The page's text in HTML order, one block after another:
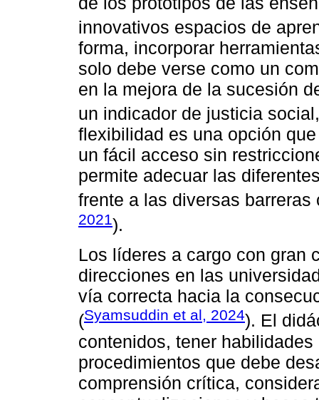
innovativos espacios de
forma, incorporar
solo debe verse como un
en la mejora de la sucesión
un indicador de justicia
flexibilidad es una opción
un fácil acceso sin
permite adecuar las
frente a las diversas
2021).
Los líderes a cargo con gran
direcciones en las
vía correcta hacia la
(Syamsuddin et al, 2024). El
contenidos, tener
procedimientos que debe
comprensión crítica,